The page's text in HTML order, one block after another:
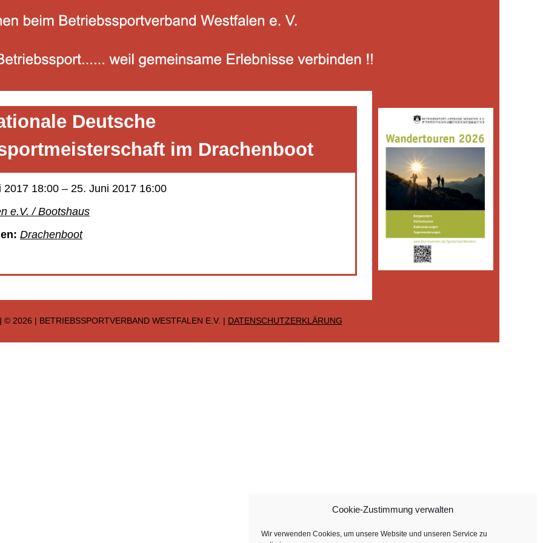
Cookie-Zustimmung verwalten
Wir verwenden Cookies, um unsere Website und unseren Service zu
Deutsche
im Drachenboot
2017 18:00 – 25. Juni 2017 16:00
e.V. / Bootshaus
Drachenboot
© 2026 | BETRIEBSSPORTVERBAND WESTFALEN E.V. | DATENSCHUTZERKLÄRUNG